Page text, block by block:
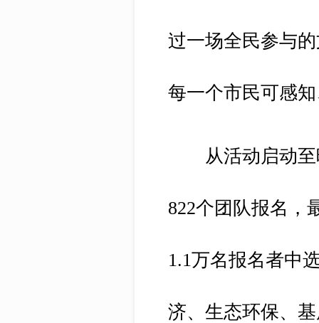
过一场全民参与
每一个市民可感
从活动启动至
822个团队报名，
1.1万名报名者中
济、生态环保、